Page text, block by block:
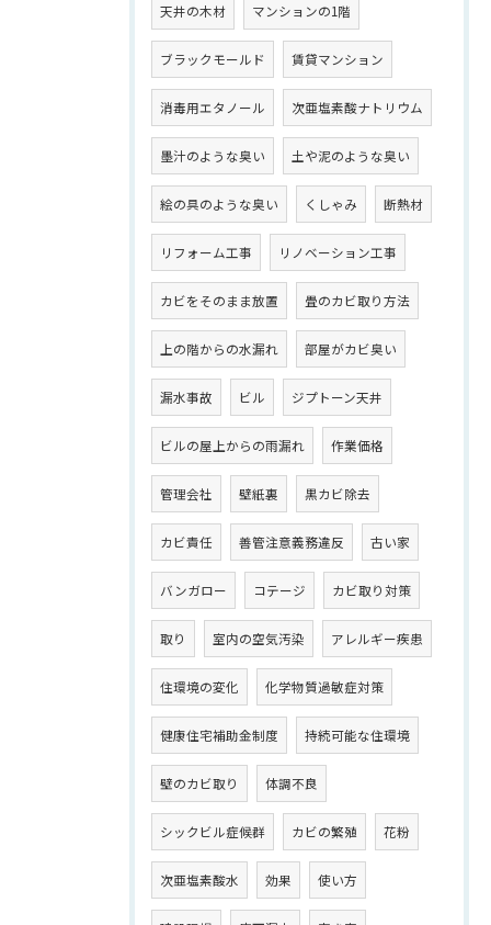
天井の木材 マンションの1階
ブラックモールド 賃貸マンション
消毒用エタノール 次亜塩素酸ナトリウム
墨汁のような臭い 土や泥のような臭い
絵の具のような臭い くしゃみ 断熱材
リフォーム工事 リノベーション工事
カビをそのまま放置 畳のカビ取り方法
上の階からの水漏れ 部屋がカビ臭い
漏水事故 ビル ジプトーン天井
ビルの屋上からの雨漏れ 作業価格
管理会社 壁紙裏 黒カビ除去
カビ責任 善管注意義務違反 古い家
バンガロー コテージ カビ取り対策
取り 室内の空気汚染 アレルギー疾患
住環境の変化 化学物質過敏症対策
健康住宅補助金制度 持続可能な住環境
壁のカビ取り 体調不良
シックビル症候群 カビの繁殖 花粉
次亜塩素酸水 効果 使い方